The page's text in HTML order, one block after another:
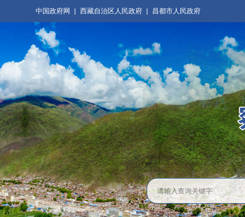
中国政府网 | 西藏自治区人民政府 | 昌都市人民政府